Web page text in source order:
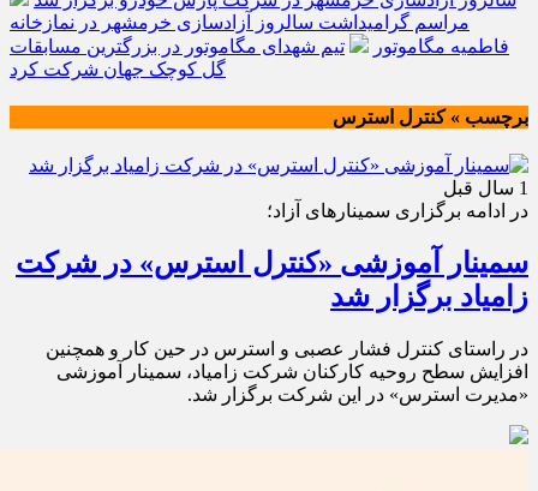
مراسم گرامیداشت سالروز آزادسازی خرمشهر در نمازخانه
فاطمیه مگاموتور
تیم شهدای مگاموتور در بزرگترین مسابقات
گل کوچک جهان شرکت کرد
برچسب » کنترل استرس
1 سال قبل
در ادامه برگزاری سمینارهای آزاد؛
سمینار آموزشی «کنترل استرس» در شرکت
زامیاد برگزار شد
در راستای کنترل فشار عصبی و استرس در حین کار و همچنین
افزایش سطح روحیه کارکنان شرکت زامیاد، سمینار آموزشی
«مدیرت استرس» در این شرکت برگزار شد.